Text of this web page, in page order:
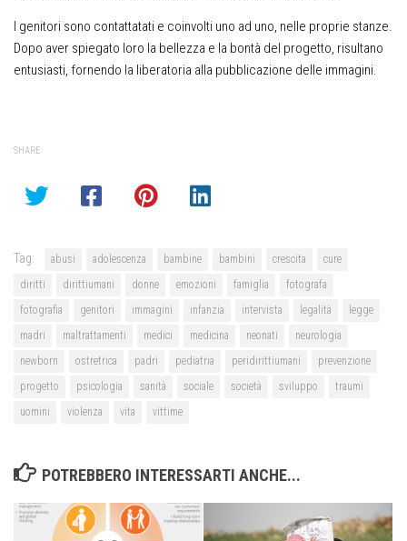
I genitori sono contattatati e coinvolti uno ad uno, nelle proprie stanze.
Dopo aver spiegato loro la bellezza e la bontà del progetto, risultano
entusiasti, fornendo la liberatoria alla pubblicazione delle immagini.
SHARE
Tag: abusi adolescenza bambine bambini crescita
cure
diritti
dirittiumani donne emozioni famiglia
fotografa
fotografia
genitori immagini infanzia intervista legalità
legge
madri
maltrattamenti medici medicina neonati
neurologia
newborn
ostretrica padri pediatria peridirittiumani
prevenzione
progetto
psicologia sanità sociale società sviluppo
traumi
uomini
violenza vita vittime
POTREBBERO INTERESSARTI ANCHE...